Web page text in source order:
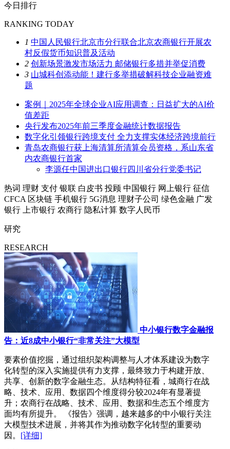
今日排行
RANKING TODAY
1 中国人民银行北京市分行联合北京农商银行开展农
村反假货币知识普及活动
2 创新场景激发市场活力 邮储银行多措并举促消费
3 山城科创添动能！建行多举措破解科技企业融资难
题
案例｜2025年全球企业AI应用调查：日益扩大的AI价
值差距
央行发布2025年前三季度金融统计数据报告
数字化引领银行跨境支付 全力支撑实体经济跨境前行
青岛农商银行获上海清算所清算会员资格，系山东省
内农商银行首家
李源任中国进出口银行四川省分行党委书记
热词 理财 支付 银联 白皮书 投顾 中国银行 网上银行 征信
CFCA 区块链 手机银行 5G消息 理财子公司 绿色金融 广发
银行
上市银行 农商行 隐私计算 数字人民币
研究
RESEARCH
中小银行数字金融报
告：近8成中小银行“非常关注”大模型
要素价值挖掘，通过组织架构调整与人才体系建设为数字
化转型的深入实施提供有力支撑，最终致力于构建开放、
共享、创新的数字金融生态。从结构特征看，城商行在战
略、技术、应用、数据四个维度得分较2024年有显著提
升；农商行在战略、技术、应用、数据和生态五个维度方
面均有所提升。 《报告》强调，越来越多的中小银行关注
大模型技术进展，并将其作为推动数字化转型的重要动
因。 [详细]